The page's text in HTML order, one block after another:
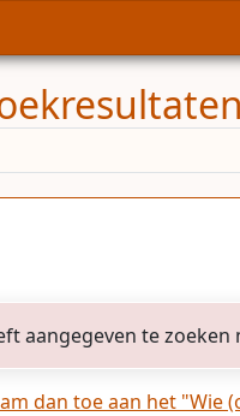
aangegeven te zoeken
dan toe aan het "Wie